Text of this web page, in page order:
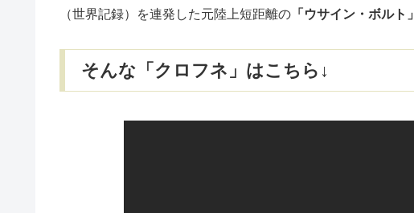
（世界記録）を連発した元陸上短距離の 「ウサイン・ボルト」
そんな「クロフネ」はこちら↓